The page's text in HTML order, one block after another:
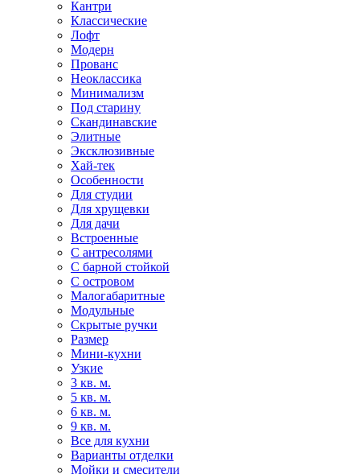
Кантри
Классические
Лофт
Модерн
Прованс
Неоклассика
Минимализм
Под старину
Скандинавские
Элитные
Эксклюзивные
Хай-тек
Особенности
Для студии
Для хрущевки
Для дачи
Встроенные
С антресолями
С барной стойкой
С островом
Малогабаритные
Модульные
Скрытые ручки
Размер
Мини-кухни
Узкие
3 кв. м.
5 кв. м.
6 кв. м.
9 кв. м.
Все для кухни
Варианты отделки
Мойки и смесители